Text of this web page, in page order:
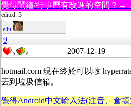
覺得鬧鐘/行事曆有改進的空間？→
edited: 3
eliu
9
0 0 2007-12-19
hotmail.com 現在終於可以收
丟到垃圾信箱。
覺得Android中文輸入法(注音、倉